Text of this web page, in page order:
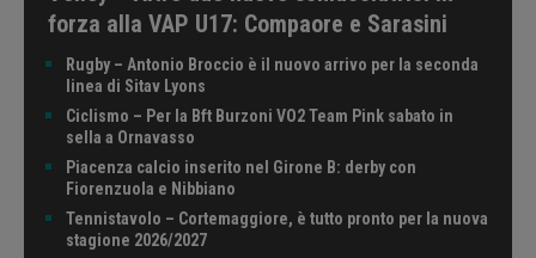
forza alla VAP U17: Compaore e Sarasini
Rugby – Antonio Broccio è il nuovo arrivo per la seconda
linea di Sitav Lyons
Ciclismo – Per la Bft Burzoni VO2 Team Pink sabato in
sella a Ornavasso
Piacenza calcio inserito nel Girone B: derby con
Fiorenzuola e Nibbiano
Tennistavolo – Cortemaggiore, è tutto pronto per la nuova
stagione 2026/2027